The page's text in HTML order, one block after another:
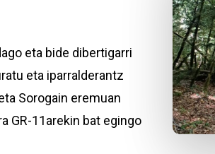
eta bide dibertigarri
eta iparralderantz
Sorogain eremuan
GR-11arekin bat egingo